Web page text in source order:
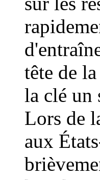
tête de
la clé un
Lors de
aux